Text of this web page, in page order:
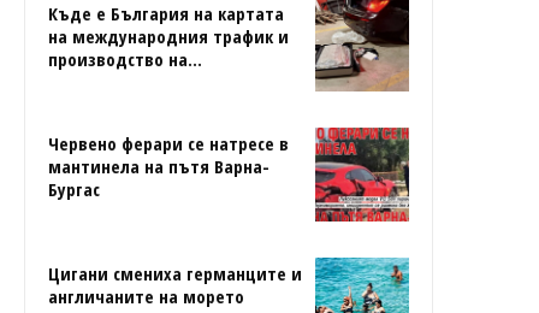
Къде е България на картата
на международния трафик и
производство на...
Червено ферари се натресе в
мантинела на пътя Варна-
Бургас
Цигани смениха германците и
англичаните на морето